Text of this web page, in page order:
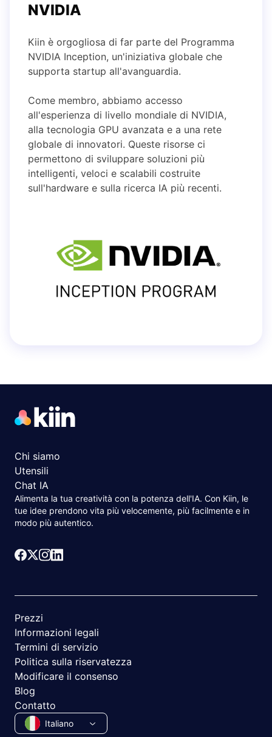
NVIDIA
Kiin è orgogliosa di far parte del Programma
NVIDIA Inception, un'iniziativa globale che
supporta startup all'avanguardia.
Come membro, abbiamo accesso
all'esperienza di livello mondiale di NVIDIA,
alla tecnologia GPU avanzata e a una rete
globale di innovatori. Queste risorse ci
permettono di sviluppare soluzioni più
intelligenti, veloci e scalabili costruite
sull'hardware e sulla ricerca IA più recenti.
Chi siamo
Utensili
Chat IA
Alimenta la tua creatività con la potenza dell'IA. Con Kiin, le
tue idee prendono vita più velocemente, più facilmente e in
modo più autentico.
Italiano
Prezzi
Informazioni legali
Termini di servizio
Politica sulla riservatezza
Modificare il consenso
Blog
Contatto